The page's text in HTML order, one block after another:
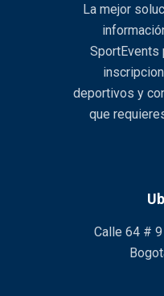
La mejor
SportEvents
deportivos y
que
Calle 64 #